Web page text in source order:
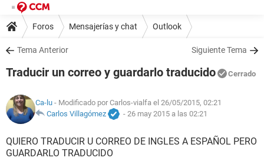
Foros Mensajerías y chat Outlook
Tema Anterior Siguiente Tema
Traducir un correo y guardarlo traducido Cerrado
Ca-lu - Modificado por Carlos-vialfa el 26/05/2015, 02:21
Carlos Villagómez
- 26 may 2015 a las 02:21
QUIERO TRADUCIR U CORREO DE INGLES A ESPAÑOL PERO
GUARDARLO TRADUCIDO